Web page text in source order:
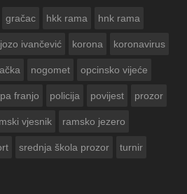
gračac hkk rama hnk rama
jozo ivančević korona koronavirus
nogomet opcinsko vijeće
franjo policija povijest prozor
vjesnik ramsko jezero
srednja škola prozor turnir